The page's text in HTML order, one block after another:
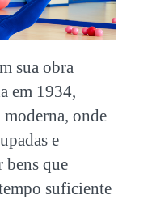
sua obra
em 1934,
onde
e
bens que
suficiente